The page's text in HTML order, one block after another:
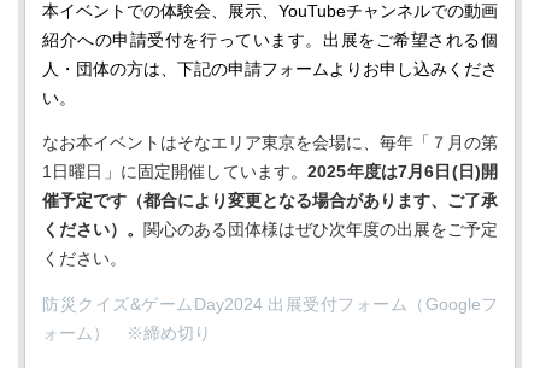
本イベントでの体験会、展示、YouTubeチャンネルでの動画
紹介への申請受付を行っています。出展をご希望される個
人・団体の方は、下記の申請フォームよりお申し込みくださ
い。
なお本イベントはそなエリア東京を会場に、毎年「７月の第
1日曜日」に固定開催しています。2025年度は7月6日(日)開
催予定です（都合により変更となる場合があります、ご了承
ください）。 関心のある団体様はぜひ次年度の出展をご予定
ください。
防災クイズ&ゲームDay2024 出展受付フォーム（Googleフ
ォーム） ※締め切り